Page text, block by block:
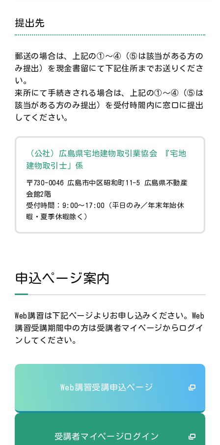
提出先
郵送の場合は、上記の①～④（⑤は該当がある方の
み提出）を現金書留にて下記住所までお送りくださ
い。
来所にて手続きされる場合は、上記の①～④（⑤は
該当がある方のみ提出）を受付時間内に窓口に提出
してください。
（公社）広島県宅地建物取引業協会 『宅地
建物取引士」係
〒730-0046 広島市中区昭和町11-5 広島県不動産
会館2階
受付時間：9:00～17:00（平日のみ／年末年始休
暇・夏季休暇除く）
申込ページ案内
Web講習は下記ページよりお申し込みください。Web
講習受講期間中の方は受講者マイページからログイ
ンしてください。
Web講習受講申込ページ
受講者マイページログイン